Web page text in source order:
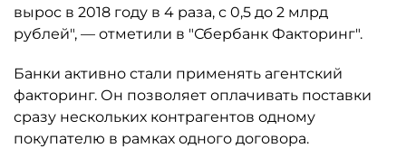
вырос в 2018 году в 4 раза, с 0,5 до 2 млрд
рублей", — отметили в "Сбербанк Факторинг".
Банки активно стали применять агентский
факторинг. Он позволяет оплачивать поставки
сразу нескольких контрагентов одному
покупателю в рамках одного договора.